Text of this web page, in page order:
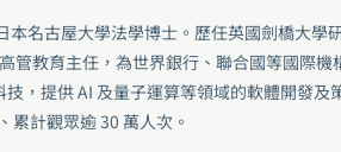
本名古屋大學法學博士。歷任英國劍橋大
管教育主任，為世界銀行、聯合國等國際
技，提供 AI 及量子運算等領域的軟體開發
累計觀眾逾 30 萬人次。